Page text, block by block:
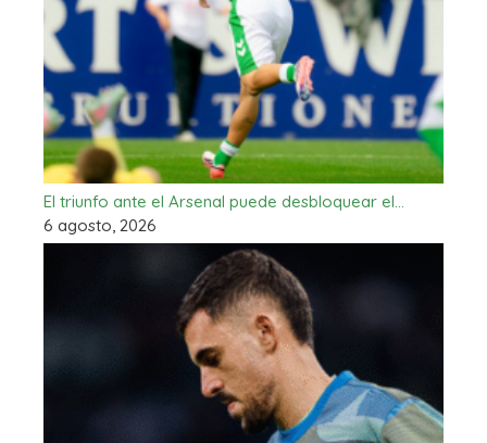
El triunfo ante el Arsenal puede desbloquear el…
6 agosto, 2026